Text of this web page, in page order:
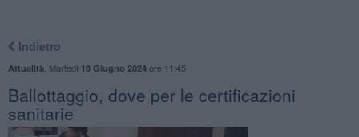
Indietro
Attualità Martedì 18 Giugno 2024ore 11:45
Ballottaggio, dove per le certificazioni
sanitarie